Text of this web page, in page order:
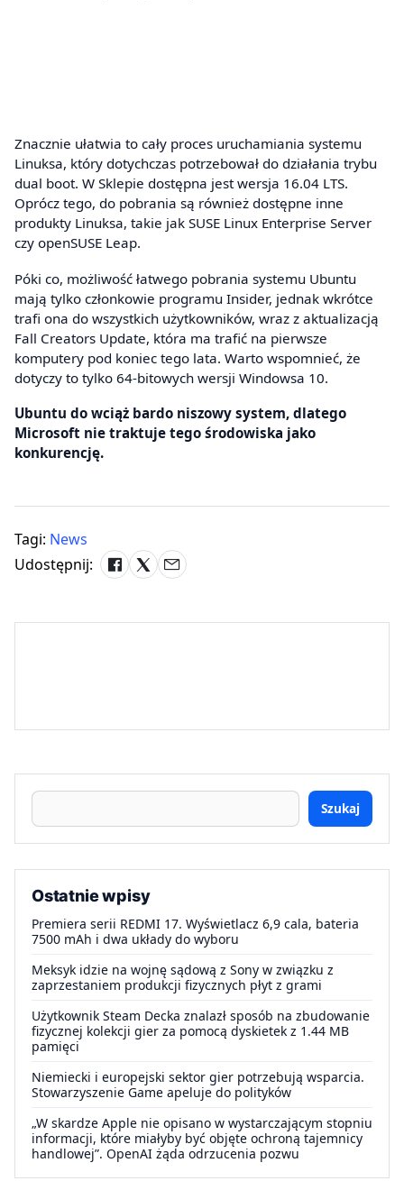
Znacznie ułatwia to cały proces uruchamiania systemu
Linuksa, który dotychczas potrzebował do działania trybu
dual boot. W Sklepie dostępna jest wersja 16.04 LTS.
Oprócz tego, do pobrania są również dostępne inne
produkty Linuksa, takie jak SUSE Linux Enterprise Server
czy openSUSE Leap.
Póki co, możliwość łatwego pobrania systemu Ubuntu
mają tylko członkowie programu Insider, jednak wkrótce
trafi ona do wszystkich użytkowników, wraz z aktualizacją
Fall Creators Update, która ma trafić na pierwsze
komputery pod koniec tego lata. Warto wspomnieć, że
dotyczy to tylko 64-bitowych wersji Windowsa 10.
Ubuntu do wciąż bardo niszowy system, dlatego
Microsoft nie traktuje tego środowiska jako
konkurencję.
Tagi: News
Udostępnij:
Szukaj
Ostatnie wpisy
Premiera serii REDMI 17. Wyświetlacz 6,9 cala, bateria
7500 mAh i dwa układy do wyboru
Meksyk idzie na wojnę sądową z Sony w związku z
zaprzestaniem produkcji fizycznych płyt z grami
Użytkownik Steam Decka znalazł sposób na zbudowanie
fizycznej kolekcji gier za pomocą dyskietek z 1.44 MB
pamięci
Niemiecki i europejski sektor gier potrzebują wsparcia.
Stowarzyszenie Game apeluje do polityków
„W skardze Apple nie opisano w wystarczającym stopniu
informacji, które miałyby być objęte ochroną tajemnicy
handlowej”. OpenAI żąda odrzucenia pozwu